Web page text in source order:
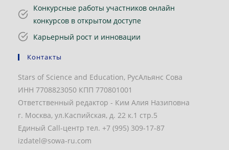
Конкурсные работы участников онлайн
конкурсов в открытом доступе
Карьерный рост и инновации
Контакты
Stars of Science and Education, РусАльянс Сова
ИНН 7708823050 КПП 770801001
Ответственный редактор - Ким Алия Назиповна
г. Москва, ул.Каспийская, д. 22 к.1 стр.5
Единый Call-центр тел. +7 (995) 309-17-87
izdatel@sowa-ru.com